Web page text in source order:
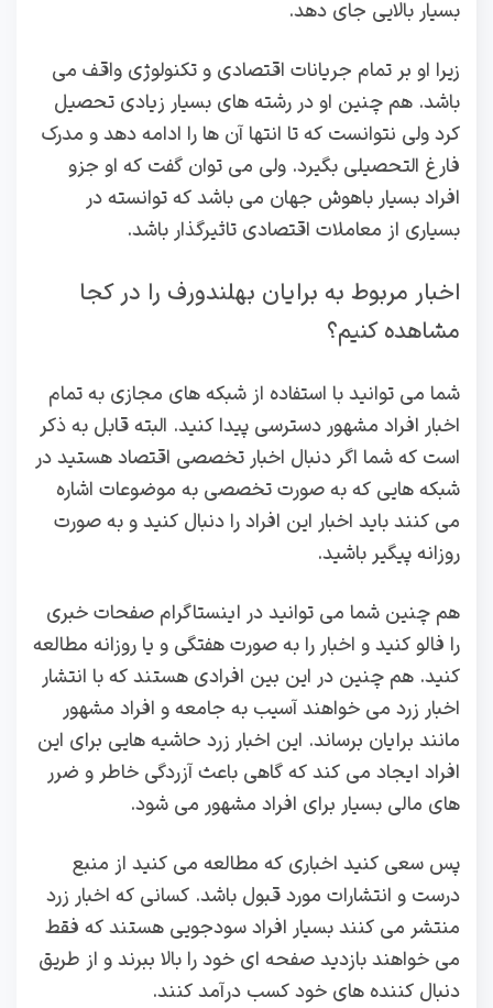
بسیار بالایی جای دهد.
زیرا او بر تمام جریانات اقتصادی و تکنولوژی واقف می
‌باشد. هم چنین او در رشته‌ های بسیار زیادی تحصیل‌
کرد ولی نتوانست که تا انتها آن‌ ها را ادامه دهد و مدرک
فارغ ‌التحصیلی بگیرد. ولی می ‌توان گفت که او جزو
افراد بسیار باهوش جهان می ‌باشد که توانسته در
بسیاری از معاملات اقتصادی تاثیرگذار باشد.
اخبار مربوط به برایان بهلندورف را در کجا
مشاهده کنیم؟
شما می‌ توانید با استفاده از شبکه‌ های مجازی به تمام
اخبار افراد مشهور دسترسی پیدا کنید. البته قابل به ذکر
است که شما اگر دنبال اخبار تخصصی اقتصاد هستید در
شبکه ‌هایی که به‌ صورت تخصصی به موضوعات اشاره
می ‌کنند باید اخبار این افراد را دنبال کنید و به ‌صورت
روزانه پیگیر باشید.
هم چنین شما می ‌توانید در اینستاگرام صفحات خبری
را فالو کنید و اخبار را به ‌صورت هفتگی و یا روزانه مطالعه
کنید. هم چنین در این‌ بین افرادی هستند که با انتشار
اخبار زرد می‌ خواهند آسیب به جامعه و افراد مشهور
مانند برایان برساند. این اخبار زرد حاشیه ‌هایی برای این
افراد ایجاد می ‌کند که گاهی باعث آزردگی خاطر و ضرر
های مالی بسیار برای افراد مشهور می ‌شود.
پس سعی کنید اخباری که مطالعه می‌ کنید از منبع
درست و انتشارات مورد قبول باشد. کسانی که اخبار زرد
منتشر می ‌کنند بسیار افراد سودجویی هستند که فقط
می‌ خواهند بازدید صفحه ‌ای خود را بالا ببرند و از طریق
دنبال کننده های خود کسب درآمد کنند.